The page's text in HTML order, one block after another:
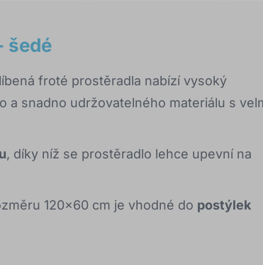
šedé
froté prostěradla nabízí vysoký
a snadno udržovatelného materiálu s
, díky níž se prostěradlo lehce upevní na
120x60 cm je vhodné do postýlek